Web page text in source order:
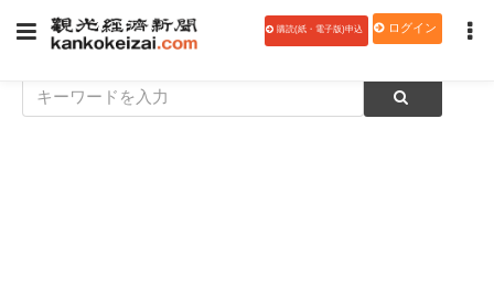
購読(紙・電子版)申込 ログイン